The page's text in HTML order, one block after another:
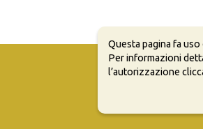
Questa pagina fa
Per informazioni
l’autorizzazione